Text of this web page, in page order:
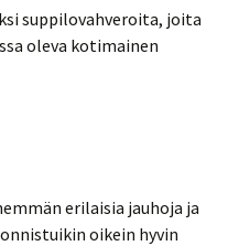
suppilovahveroita, joita
oleva kotimainen
erilaisia jauhoja ja
oikein hyvin